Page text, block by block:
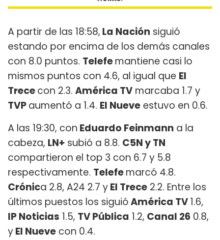
A partir de las 18:58, La Nación siguió
estando por encima de los demás canales
con 8.0 puntos. Telefemantiene casi lo
mismos puntos con 4.6, al igual que El
Trececon 2.3. América TV marcaba 1.7 y
TVPaumentó a 1.4. El Nueve estuvo en 0.6.
A las 19:30, con Eduardo Feinmann a la
cabeza, LN+ subió a 8.8. C5N y TN
compartieron el top 3 con 6.7 y 5.8
respectivamente. Telefemarcó 4.8.
Crónica 2.8, A24 2.7 yEl Trece 2.2. Entre los
últimos puestos los siguióAmérica TV1.6,
IP Noticias 1.5, TV Pública 1.2, Canal 26 0.8,
yEl Nueve con 0.4.